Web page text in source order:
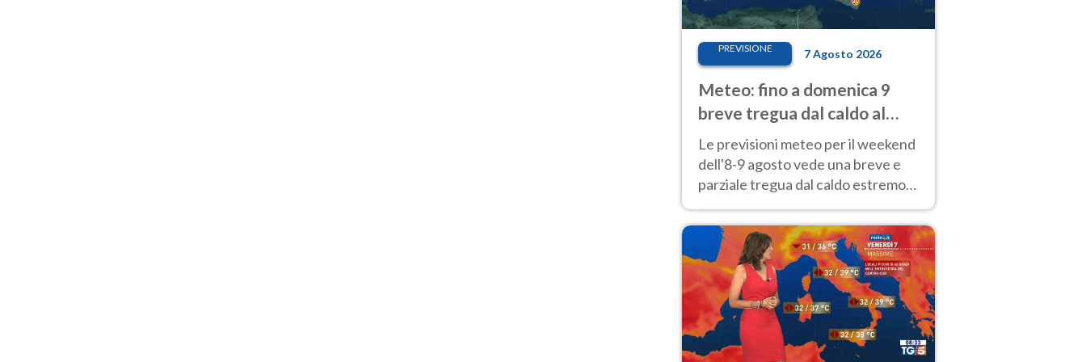
PREVISIONE 7 Agosto 2026
Meteo: fino a domenica 9
breve tregua dal caldo al
Nord! Altrove calura e afa
Le previsioni meteo per il weekend
dell'8-9 agosto vede una breve e
parziale tregua dal caldo estremo
40 gradi.